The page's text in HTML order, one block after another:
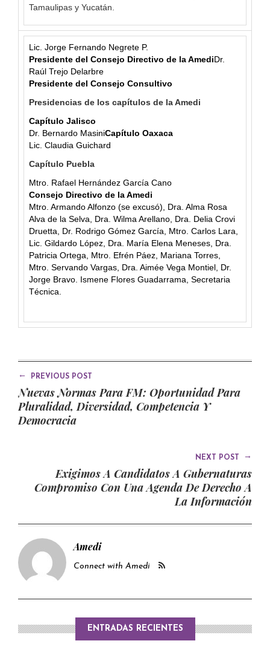
Tamaulipas y Yucatán.
Lic. Jorge Fernando Negrete P.
Presidente del Consejo Directivo de la AmediDr.
Raúl Trejo Delarbre
Presidente del Consejo Consultivo
Presidencias de los capítulos de la Amedi
Capítulo Jalisco
Dr. Bernardo MasiniCapítulo Oaxaca
Lic. Claudia Guichard
Capítulo Puebla
Mtro. Rafael Hernández García Cano
Consejo Directivo de la Amedi
Mtro. Armando Alfonzo (se excusó), Dra. Alma Rosa
Alva de la Selva, Dra. Wilma Arellano, Dra. Delia Crovi
Druetta, Dr. Rodrigo Gómez García, Mtro. Carlos Lara,
Lic. Gildardo López, Dra. María Elena Meneses, Dra.
Patricia Ortega, Mtro. Efrén Páez, Mariana Torres,
Mtro. Servando Vargas, Dra. Aimée Vega Montiel, Dr.
Jorge Bravo. Ismene Flores Guadarrama, Secretaria
Técnica.
← PREVIOUS POST
Nuevas Normas Para FM: Oportunidad Para
Pluralidad, Diversidad, Competencia Y
Democracia
NEXT POST →
Exigimos A Candidatos A Gubernaturas
Compromiso Con Una Agenda De Derecho A
La Información
Amedi
Connect with Amedi
ENTRADAS RECIENTES